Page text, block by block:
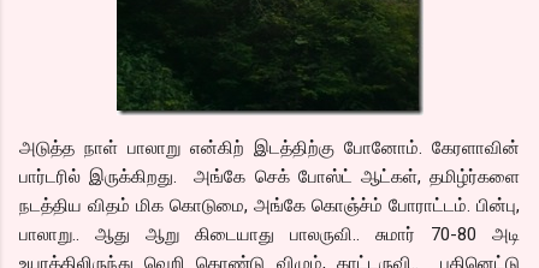
அடுத்த நாள் பாலாறு என்கிற் இடத்திற்கு போனோம். கேரளாவின்
பார்டரில் இருக்கிறது. அங்கே செக் போஸ்ட் ஆட்கள், தமிழ்ர்களை
நடத்திய விதம் மிக கொடுமை, அங்கே கொஞ்ச்ம் போராட்டம். பின்பு,
பாலாறு.. ஆது ஆறு கிடையாது பாலருவி.. சுமார் 70-80 அடி
உயரத்திலிருந்து வெறி கொண்டு விழும், காட்டருவி.. பதினெட்டு